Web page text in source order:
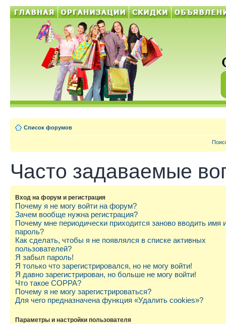
Список форумов
Часто задаваемые
Вход на форум и регистрация
Почему я не могу войти на форум?
Зачем вообще нужна регистрация?
Почему мне периодически приходится заново вводить имя
пароль?
Как сделать, чтобы я не появлялся в списке активных
пользователей?
Я забыл пароль!
Я только что зарегистрировался, но не могу войти!
Я давно зарегистрирован, но больше не могу войти!
Что такое COPPA?
Почему я не могу зарегистрироваться?
Для чего предназначена функция «Удалить cookies»?
Параметры и настройки пользователя